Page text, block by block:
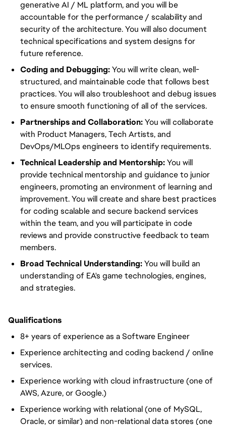
generative AI / ML platform, and you will be
accountable for the performance / scalability and
security of the architecture. You will also document
technical specifications and system designs for
future reference.
Coding and Debugging:You will write clean, well-
structured, and maintainable code that follows best
practices. You will also troubleshoot and debug issues
to ensure smooth functioning of all of the services.
Partnerships and Collaboration:You will collaborate
with Product Managers, Tech Artists, and
DevOps/MLOps engineers to identify requirements.
Technical Leadership and Mentorship:You will
provide technical mentorship and guidance to junior
engineers, promoting an environment of learning and
improvement. You will create and share best practices
for coding scalable and secure backend services
within the team, and you will participate in code
reviews and provide constructive feedback to team
members.
Broad Technical Understanding:You will build an
understanding of EA's game technologies, engines,
and strategies.
Qualifications
8+ years of experience as a Software Engineer
Experience architecting and coding backend / online
services.
Experience working with cloud infrastructure (one of
AWS, Azure, or Google.)
Experience working with relational (one of MySQL,
Oracle, or similar) and non-relational data stores (one